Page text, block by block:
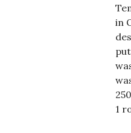
in
1